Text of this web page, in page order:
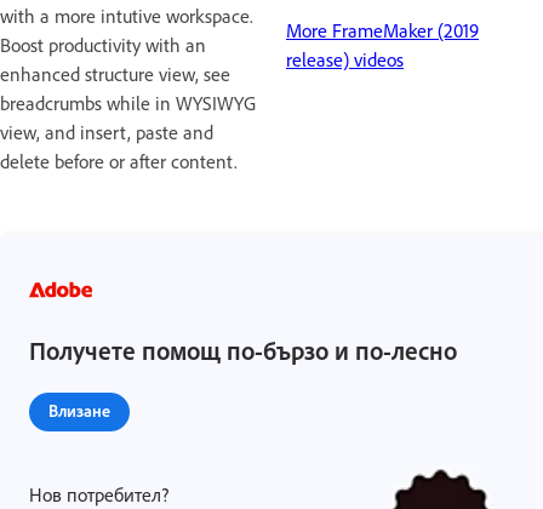
with a more intutive workspace.
Boost productivity with an
enhanced structure view, see
breadcrumbs while in WYSIWYG
view, and insert, paste and
delete before or after content.
More FrameMaker (2019
release) videos
Получете помощ по-бързо и по-лесно
Влизане
Нов потребител?